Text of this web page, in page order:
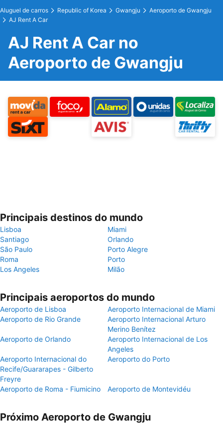
Aluguel de carros Republic of Korea Gwangju
Aeroporto de Gwangju
AJ Rent A Car
AJ Rent A Car no
Aeroporto de Gwangju
Principais destinos do mundo
Lisboa
Miami
Santiago
Orlando
São Paulo
Porto Alegre
Roma
Porto
Los Angeles
Milão
Principais aeroportos do mundo
Aeroporto de Lisboa
Aeroporto Internacional de Miami
Aeroporto de Rio Grande
Aeroporto Internacional Arturo
Merino Benítez
Aeroporto de Orlando
Aeroporto Internacional de Los
Angeles
Aeroporto Internacional do
Recife/Guararapes - Gilberto
Freyre
Aeroporto do Porto
Aeroporto de Roma - Fiumicino Aeroporto de Montevidéu
Próximo Aeroporto de Gwangju